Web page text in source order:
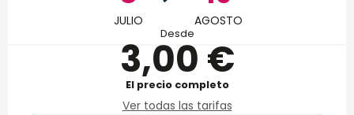
JULIO AGOSTO
Desde
3,00 €
El precio completo
Ver todas las tarifas